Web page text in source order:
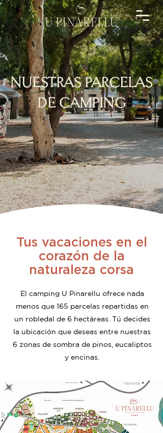
NUESTRAS PARCELAS
DE CAMPING
Tus vacaciones en el
corazón de la
naturaleza corsa
El camping U Pinarellu ofrece nada
menos que 165 parcelas repartidas en
un robledal de 6 hectáreas. Tú decides
la ubicación que deseas entre nuestras
6 zonas de sombra de pinos, eucaliptos
y encinas.